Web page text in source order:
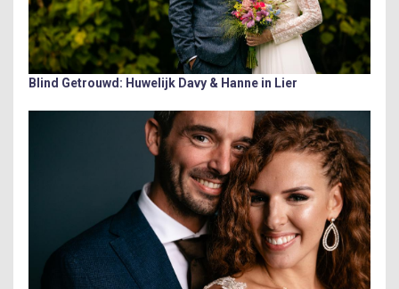
Blind Getrouwd: Huwelijk Davy & Hanne in Lier